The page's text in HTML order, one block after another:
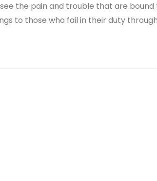
the pain and trouble that are bound
to those who fail in their duty through